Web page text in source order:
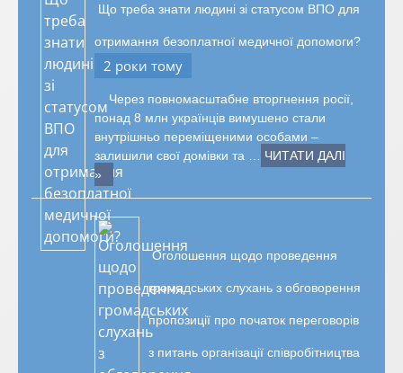
Що треба знати людині зі статусом ВПО для
отримання безоплатної медичної допомоги?
2 роки тому
Через повномасштабне вторгнення росії,
понад 8 млн українців вимушено стали
внутрішньо переміщеними особами –
залишили свої домівки та …
ЧИТАТИ ДАЛІ
»
Оголошення щодо проведення
громадських слухань з обговорення
пропозиції про початок переговорів
з питань організації співробітництва